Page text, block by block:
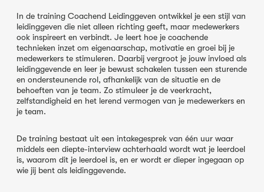
In de training Coachend Leidinggeven ontwikkel je een stijl van
leidinggeven die niet alleen richting geeft, maar medewerkers
ook inspireert en verbindt. Je leert hoe je coachende
technieken inzet om eigenaarschap, motivatie en groei bij je
medewerkers te stimuleren. Daarbij vergroot je jouw invloed als
leidinggevende en leer je bewust schakelen tussen een sturende
en ondersteunende rol, afhankelijk van de situatie en de
behoeften van je team. Zo stimuleer je de veerkracht,
zelfstandigheid en het lerend vermogen van je medewerkers en
je team.
De training bestaat uit een intakegesprek van één uur waar
middels een diepte-interview achterhaald wordt wat je leerdoel
is, waarom dit je leerdoel is, en er wordt er dieper ingegaan op
wie jij bent als leidinggevende.